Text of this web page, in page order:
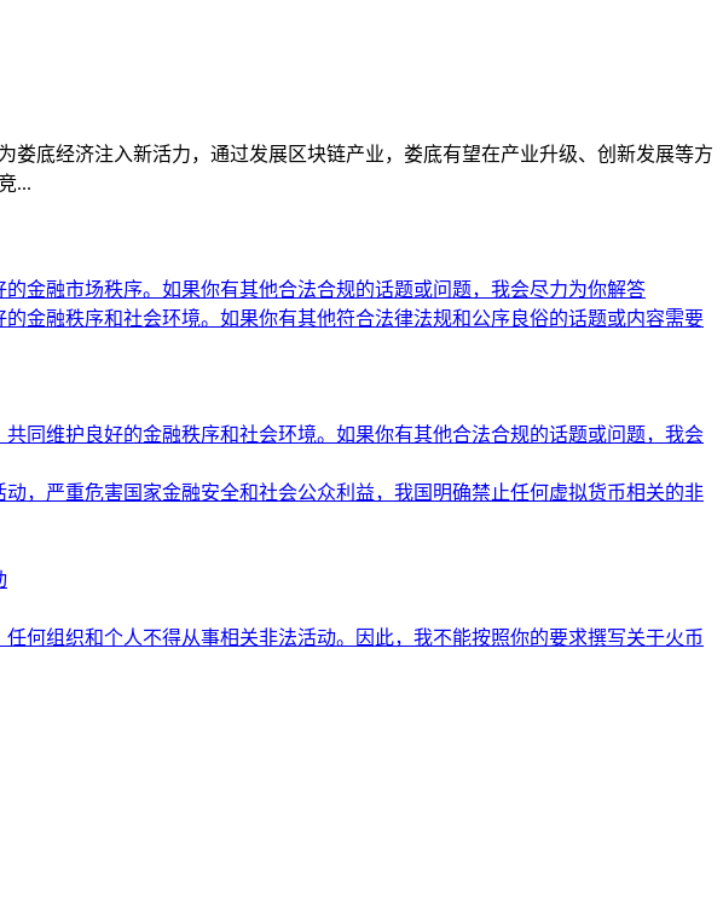
底经济注入新活力，通过发展区块链产业，娄底有望在产业升级、创新发展等方
...
金融市场秩序。如果你有其他合法合规的话题或问题，我会尽力为你解答
金融秩序和社会环境。如果你有其他符合法律法规和公序良俗的话题或内容需要
同维护良好的金融秩序和社会环境。如果你有其他合法合规的话题或问题，我会
，严重危害国家金融安全和社会公众利益，我国明确禁止任何虚拟货币相关的非
何组织和个人不得从事相关非法活动。因此，我不能按照你的要求撰写关于火币